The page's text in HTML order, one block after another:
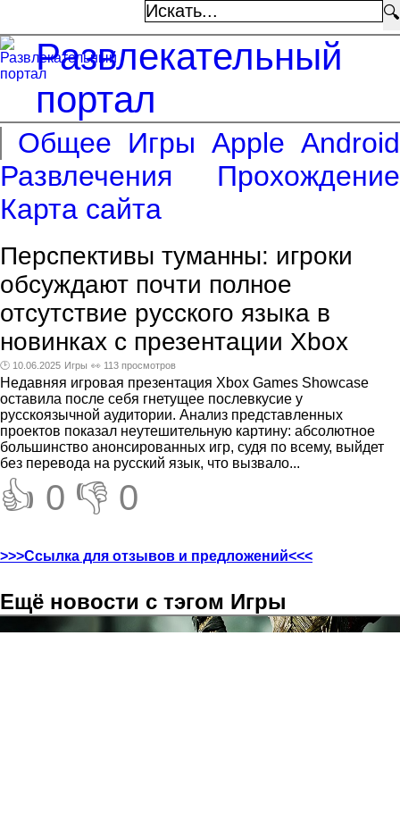
🔍
Развлекательный
портал
Общее Игры Apple Android
Развлечения
Прохождение
Карта сайта
Перспективы туманны: игроки
обсуждают почти полное
отсутствие русского языка в
новинках с презентации Xbox
🕑 10.06.2025 Игры 👀 113 просмотров
Недавняя игровая презентация Xbox Games Showcase
оставила после себя гнетущее послевкусие у
русскоязычной аудитории. Анализ представленных
проектов показал неутешительную картину: абсолютное
большинство анонсированных игр, судя по всему, выйдет
без перевода на русский язык, что вызвало...
👍 0 👎 0
>>>Ссылка для отзывов и предложений<<<
Ещё новости с тэгом Игры